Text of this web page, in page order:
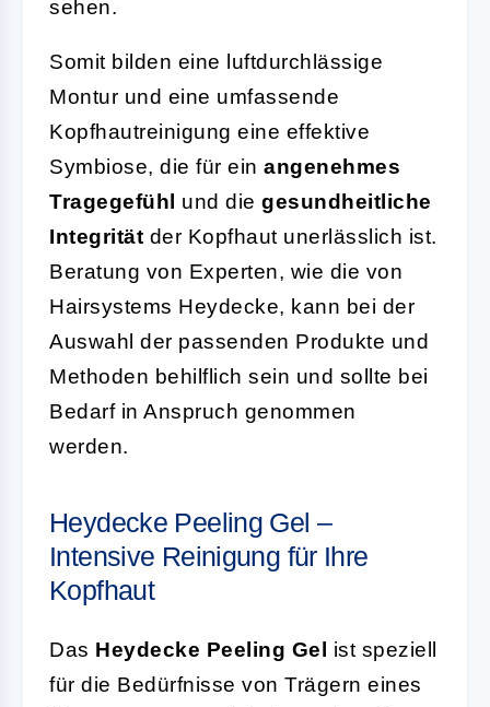
sehen.
Somit bilden eine luftdurchlässige
Montur und eine umfassende
Kopfhautreinigung eine effektive
Symbiose, die für ein angenehmes
Tragegefühl
und die gesundheitliche
Integrität der Kopfhaut unerlässlich ist.
Beratung von Experten, wie die von
Hairsystems Heydecke, kann bei der
Auswahl der passenden Produkte und
Methoden behilflich sein und sollte bei
Bedarf in Anspruch genommen
werden.
Heydecke Peeling Gel –
Intensive Reinigung für Ihre
Kopfhaut
Das Heydecke Peeling Gel
ist speziell
für die Bedürfnisse von Trägern eines